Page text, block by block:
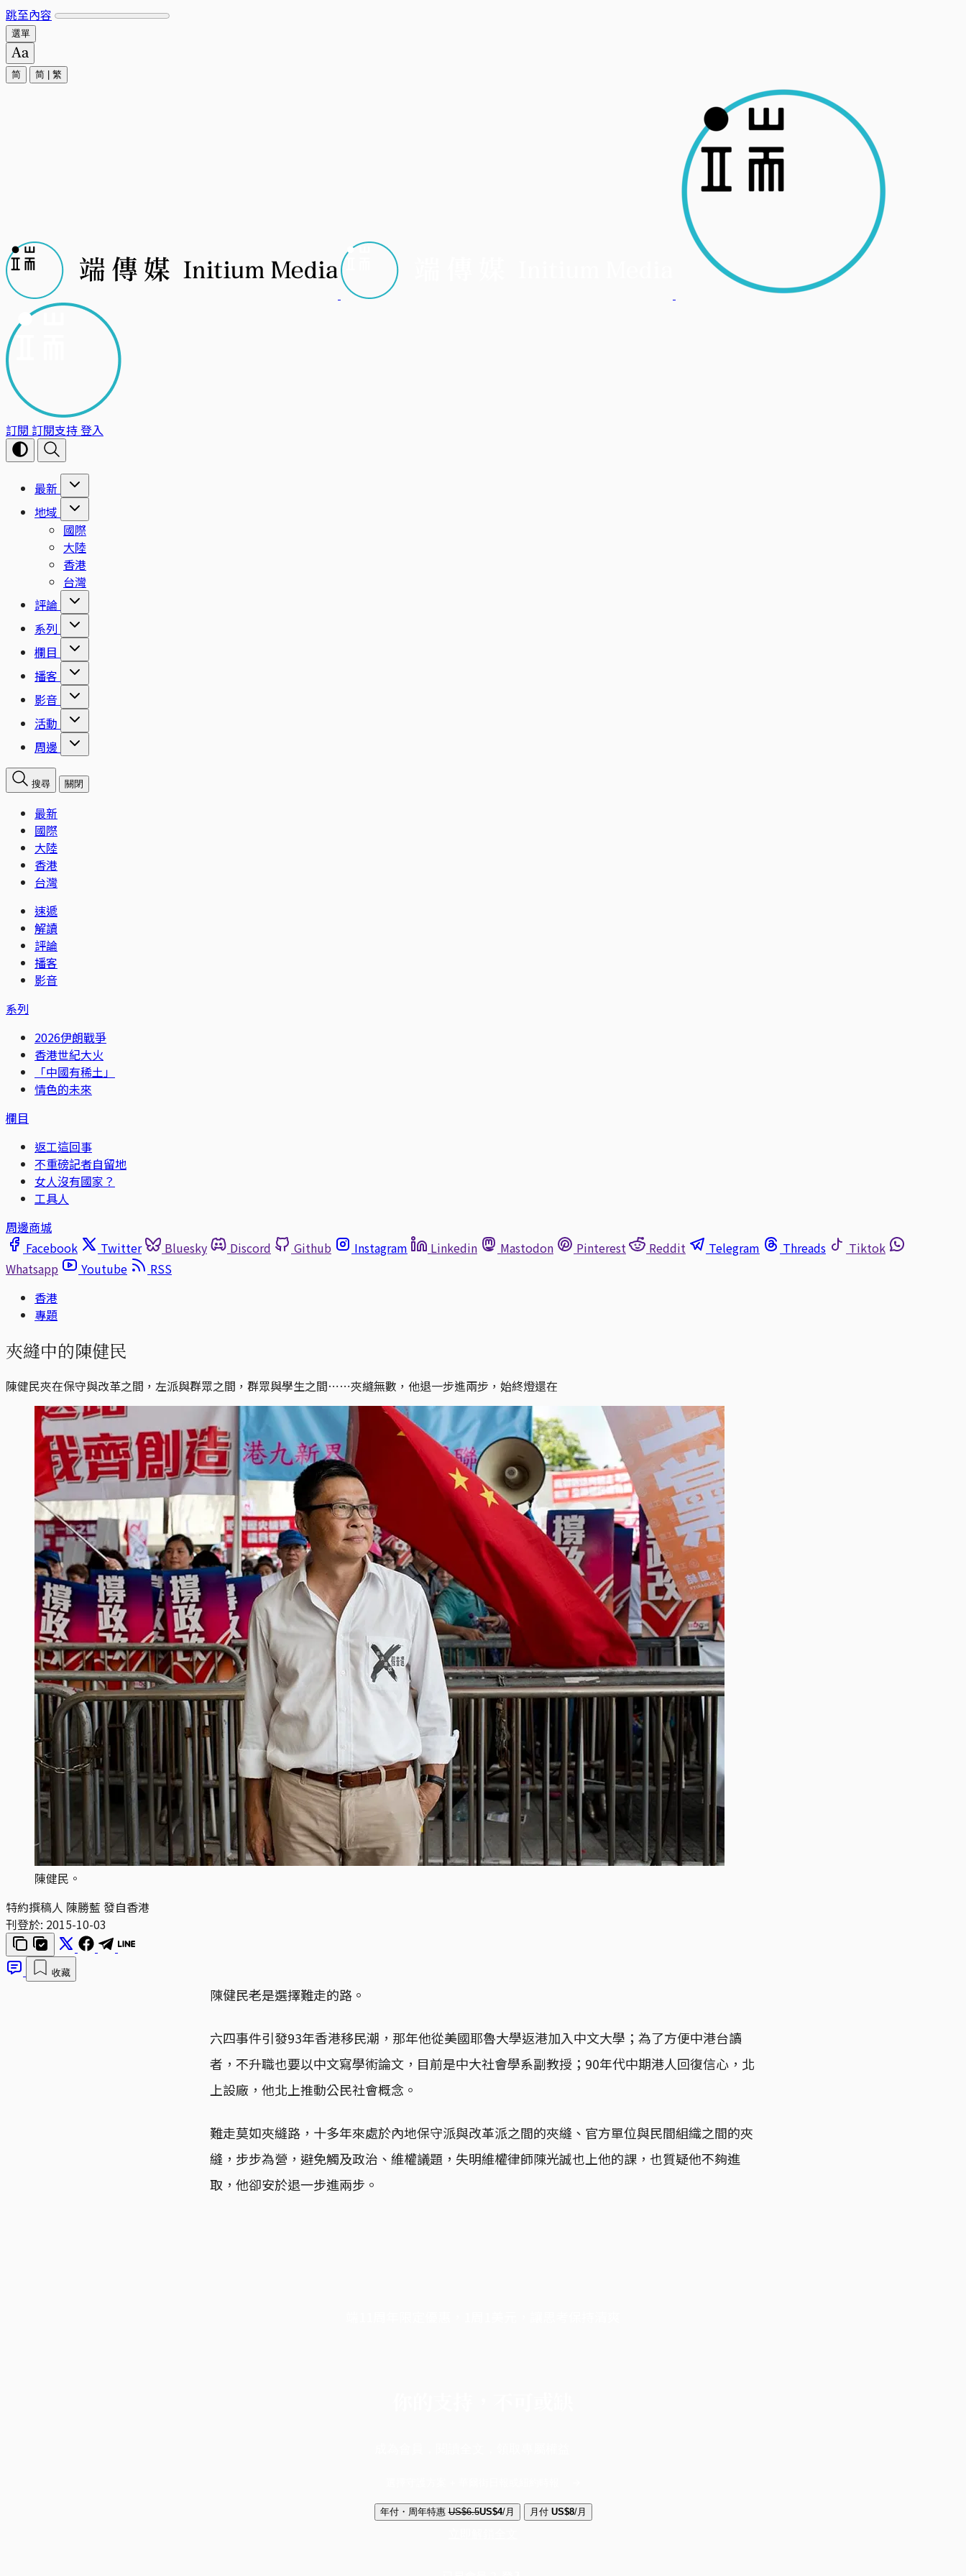
跳至內容
選單
简 简 繁
訂閱 訂閱支持登入
最新
地域
國際
大陸
香港
台灣
評論
系列
欄目
播客
影音
活動
周邊
搜尋 關閉
最新
國際
大陸
香港
台灣
速遞
解讀
評論
播客
影音
系列
2026伊朗戰爭
香港世紀大火
「中國有稀土」
情色的未來
欄目
返工這回事
不重磅記者自留地
女人沒有國家？
工具人
周邊商城
Facebook
Twitter Bluesky Discord Github Instagram Linkedin Mastodon Pinterest Reddit Telegram Threads
Tiktok
Whatsapp
Youtube
RSS
香港
專題
夾縫中的陳健民
陳健民夾在保守與改革之間，左派與群眾之間，群眾與學生之間⋯⋯夾縫無數，他退一步進兩步，始終燈還在
陳健民。
特約撰稿人 陳勝藍 發自香港
刊登於: 2015-10-03
收藏
陳健民老是選擇難走的路。
六四事件引發93年香港移民潮，那年他從美國耶魯大學返港加入中文大學；為了方便中港台讀
者，不升職也要以中文寫學術論文，目前是中大社會學系副教授；90年代中期港人回復信心，北
上設廠，他北上推動公民社會概念。
難走莫如夾縫路，十多年來處於內地保守派與改革派之間的夾縫、官方單位與民間組織之間的夾
縫，步步為營，避免觸及政治、維權議題，失明維權律師陳光誠也上他的課，也質疑他不夠進
取，他卻安於退一步進兩步。
年付・周年特惠 US$6.5US$4/月 月付 US$8/月